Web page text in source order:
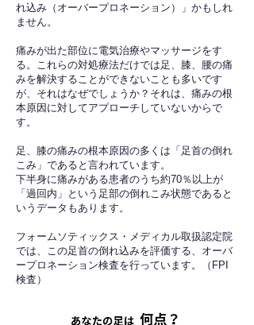
れ込み（オーバープロネーション）」かもしれ
ません。
痛みが出た部位に電気治療やマッサージをす
る。これらの対処療法だけでは足、膝、腰の痛
みを解決することができないことも多いです
が、それはなぜでしょうか？それは、痛みの根
本原因に対してアプローチしていないからで
す。
足、膝の痛みの根本原因の多くは「足首の倒れ
こみ」であると言われています。
下半身に痛みがある患者のうち約70％以上が
「過回内」という足部の倒れこみ状態であると
いうデータもあります。
フォームソティックス・メディカル取扱認定院
では、この足首の倒れ込みを評価する、オーバ
ープロネーション検査を行っています。（FPI
検査）​